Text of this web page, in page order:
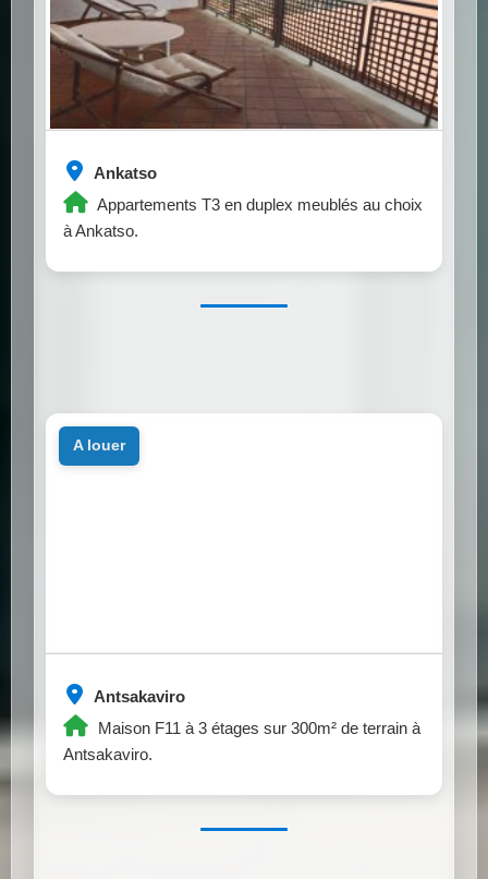
Ankatso
Appartements T3 en duplex meublés au choix
à Ankatso.
Antsakaviro
Maison F11 à 3 étages sur 300m² de terrain à
Antsakaviro.
a louer